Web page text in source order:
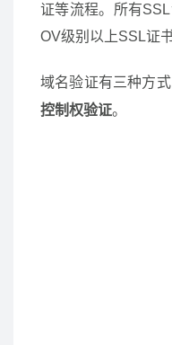
证等流程。所有
OV级别以上SSL证
域名验证有三种方式
控制权验证。